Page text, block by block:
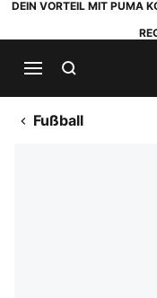
DEIN VORTEIL MIT PUMA
Fußball